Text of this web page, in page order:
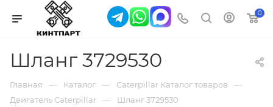
0
Шланг 3729530
Главная — Каталог — Caterpillar Каталог товаров —
Двигатель Caterpillar — Шланг 3729530